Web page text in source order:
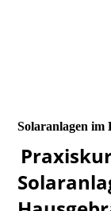
Solaranlagen im